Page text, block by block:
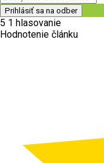
5 1 hlasovanie
Hodnotenie článku